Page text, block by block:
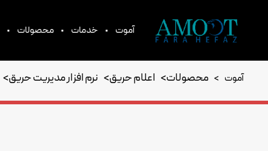
آموت • خدمات • محصولات •
آموت > محصولات> اعلام حریق> نرم افزار مدیریت حریق>